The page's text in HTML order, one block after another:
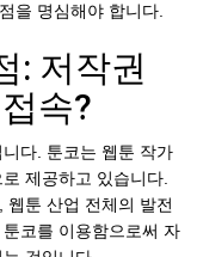
을 명심해야 합니다.
: 저작권
속?
다. 툰코는 웹툰 작가
제공하고 있습니다.
웹툰 산업 전체의 발전
코를 이용함으로써 자